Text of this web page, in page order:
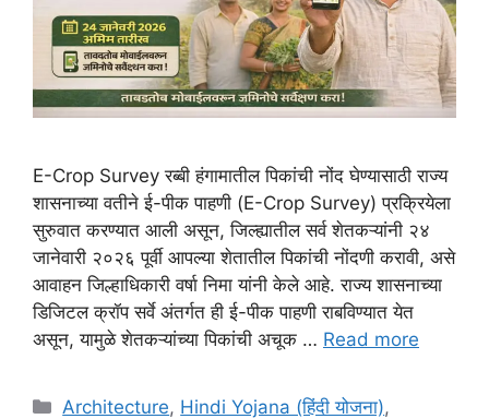
E-Crop Survey रब्बी हंगामातील पिकांची नोंद घेण्यासाठी राज्य
शासनाच्या वतीने ई-पीक पाहणी (E-Crop Survey) प्रक्रियेला
सुरुवात करण्यात आली असून, जिल्ह्यातील सर्व शेतकऱ्यांनी २४
जानेवारी २०२६ पूर्वी आपल्या शेतातील पिकांची नोंदणी करावी, असे
आवाहन जिल्हाधिकारी वर्षा निमा यांनी केले आहे. राज्य शासनाच्या
डिजिटल क्रॉप सर्वे अंतर्गत ही ई-पीक पाहणी राबविण्यात येत
असून, यामुळे शेतकऱ्यांच्या पिकांची अचूक … Read more
Categories
Architecture, Hindi Yojana (हिंदी योजना),